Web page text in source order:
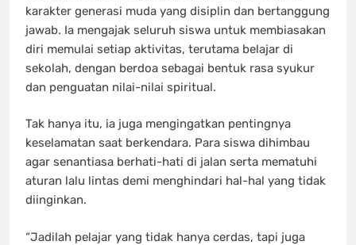
karakter generasi muda yang disiplin dan bertanggung
jawab. Ia mengajak seluruh siswa untuk membiasakan
diri memulai setiap aktivitas, terutama belajar di
sekolah, dengan berdoa sebagai bentuk rasa syukur
dan penguatan nilai-nilai spiritual.
Tak hanya itu, ia juga mengingatkan pentingnya
keselamatan saat berkendara. Para siswa dihimbau
agar senantiasa berhati-hati di jalan serta mematuhi
aturan lalu lintas demi menghindari hal-hal yang tidak
diinginkan.
“Jadilah pelajar yang tidak hanya cerdas, tapi juga